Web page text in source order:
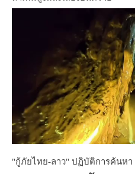
"กู้ภัยไทย-ลาว" ปฏิบัติการค้นหา